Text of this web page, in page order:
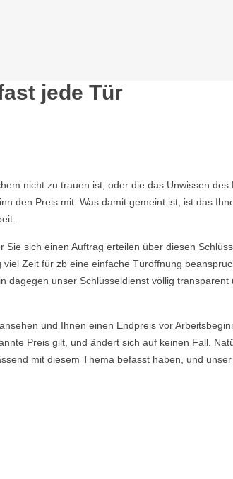
jede Tür
nicht zu trauen ist, oder die das Unwissen
den Preis mit. Was damit gemeint ist, ist das
sich einen Auftrag erteilen über diesen
Zeit für zb eine einfache Türöffnung
unser Schlüsseldienst völlig
und Ihnen einen Endpreis vor
Preis gilt, und ändert sich auf keinen Fall.
mit diesem Thema befasst haben, und